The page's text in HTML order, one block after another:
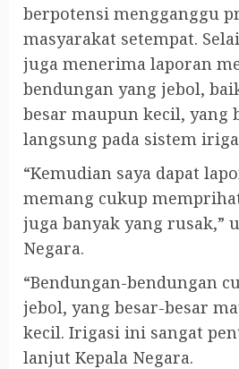
berpotensi mengganggu
masyarakat setempat.
juga menerima laporan
bendungan yang jebol,
besar maupun kecil, yang
langsung pada sistem
“Kemudian saya dapat
memang cukup
juga banyak yang rusak,”
Negara.
“Bendungan-bendungan
jebol, yang besar-besar
kecil. Irigasi ini sangat
lanjut Kepala Negara.